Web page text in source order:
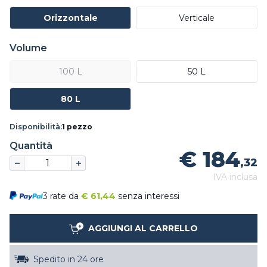
Orizzontale Verticale
Volume
100 L 50 L
80 L
Disponibilità:1 pezzo
Quantità
€ 184,32
IVA inclusa
3 rate da € 61,44 senza interessi
AGGIUNGI AL CARRELLO
Spedito in 24 ore